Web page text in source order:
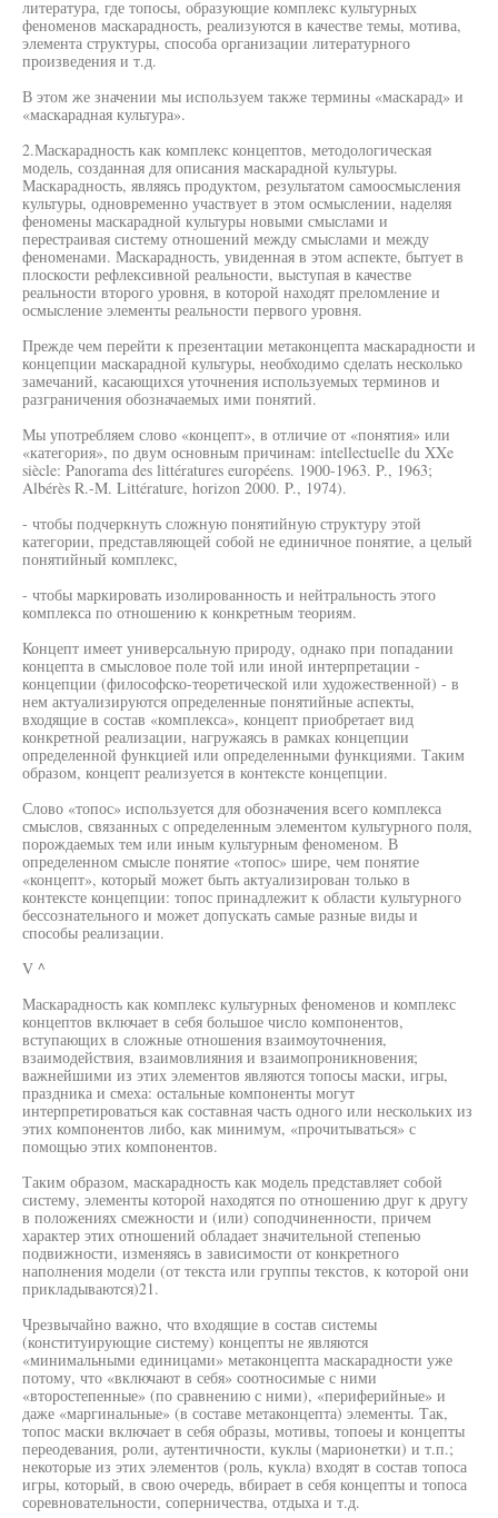
литература, где топосы, образующие комплекс культурных
феноменов маскарадность, реализуются в качестве темы, мотива,
элемента структуры, способа организации литературного
произведения и т.д.
В этом же значении мы используем также термины «маскарад» и
«маскарадная культура».
2.Маскарадность как комплекс концептов, методологическая
модель, созданная для описания маскарадной культуры.
Маскарадность, являясь продуктом, результатом самоосмысления
культуры, одновременно участвует в этом осмыслении, наделяя
феномены маскарадной культуры новыми смыслами и
перестраивая систему отношений между смыслами и между
феноменами. Маскарадность, увиденная в этом аспекте, бытует в
плоскости рефлексивной реальности, выступая в качестве
реальности второго уровня, в которой находят преломление и
осмысление элементы реальности первого уровня.
Прежде чем перейти к презентации метаконцепта маскарадности и
концепции маскарадной культуры, необходимо сделать несколько
замечаний, касающихся уточнения используемых терминов и
разграничения обозначаемых ими понятий.
Мы употребляем слово «концепт», в отличие от «понятия» или
«категория», по двум основным причинам: intellectuelle du XXe
siècle: Panorama des littératures européens. 1900-1963. P., 1963;
Albérès R.-M. Littérature, horizon 2000. P., 1974).
- чтобы подчеркнуть сложную понятийную структуру этой
категории, представляющей собой не единичное понятие, а целый
понятийный комплекс,
- чтобы маркировать изолированность и нейтральность этого
комплекса по отношению к конкретным теориям.
Концепт имеет универсальную природу, однако при попадании
концепта в смысловое поле той или иной интерпретации -
концепции (философско-теоретической или художественной) - в
нем актуализируются определенные понятийные аспекты,
входящие в состав «комплекса», концепт приобретает вид
конкретной реализации, нагружаясь в рамках концепции
определенной функцией или определенными функциями. Таким
образом, концепт реализуется в контексте концепции.
Слово «топос» используется для обозначения всего комплекса
смыслов, связанных с определенным элементом культурного поля,
порождаемых тем или иным культурным феноменом. В
определенном смысле понятие «топос» шире, чем понятие
«концепт», который может быть актуализирован только в
контексте концепции: топос принадлежит к области культурного
бессознательного и может допускать самые разные виды и
способы реализации.
V ^
Маскарадность как комплекс культурных феноменов и комплекс
концептов включает в себя большое число компонентов,
вступающих в сложные отношения взаимоуточнения,
взаимодействия, взаимовлияния и взаимопроникновения;
важнейшими из этих элементов являются топосы маски, игры,
праздника и смеха: остальные компоненты могут
интерпретироваться как составная часть одного или нескольких из
этих компонентов либо, как минимум, «прочитываться» с
помощью этих компонентов.
Таким образом, маскарадность как модель представляет собой
систему, элементы которой находятся по отношению друг к другу
в положениях смежности и (или) соподчиненности, причем
характер этих отношений обладает значительной степенью
подвижности, изменяясь в зависимости от конкретного
наполнения модели (от текста или группы текстов, к которой они
прикладываются)21.
Чрезвычайно важно, что входящие в состав системы
(конституирующие систему) концепты не являются
«минимальными единицами» метаконцепта маскарадности уже
потому, что «включают в себя» соотносимые с ними
«второстепенные» (по сравнению с ними), «периферийные» и
даже «маргинальные» (в составе метаконцепта) элементы. Так,
топос маски включает в себя образы, мотивы, топоеы и концепты
переодевания, роли, аутентичности, куклы (марионетки) и т.п.;
некоторые из этих элементов (роль, кукла) входят в состав топоса
игры, который, в свою очередь, вбирает в себя концепты и топоса
соревновательности, соперничества, отдыха и т.д.